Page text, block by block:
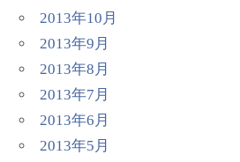
2013年10月
2013年9月
2013年8月
2013年7月
2013年6月
2013年5月